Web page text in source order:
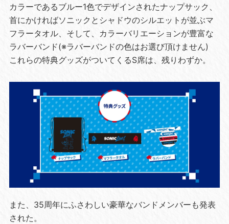
カラーであるブルー1色でデザインされたナップサック、
首にかければソニックとシャドウのシルエットが並ぶマ
フラータオル、そして、カラーバリエーションが豊富な
ラバーバンド(※ラバーバンドの色はお選び頂けません)
これらの特典グッズがついてくるS席は、残りわずか。
また、35周年にふさわしい豪華なバンドメンバーも発表
された。